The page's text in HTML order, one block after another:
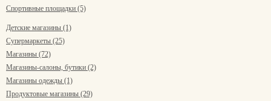
Спортивные площадки (5)
Детские магазины (1)
Супермаркеты (25)
Магазины (72)
Магазины-салоны, бутики (2)
Магазины одежды (1)
Продуктовые магазины (29)